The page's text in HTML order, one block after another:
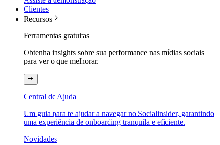
Clientes
Recursos
Ferramentas gratuitas
Obtenha insights sobre sua performance nas mídias sociais
para ver o que melhorar.
Central de Ajuda
Um guia para te ajudar a navegar no Socialinsider, garantindo
uma experiência de onboarding tranquila e eficiente.
Novidades